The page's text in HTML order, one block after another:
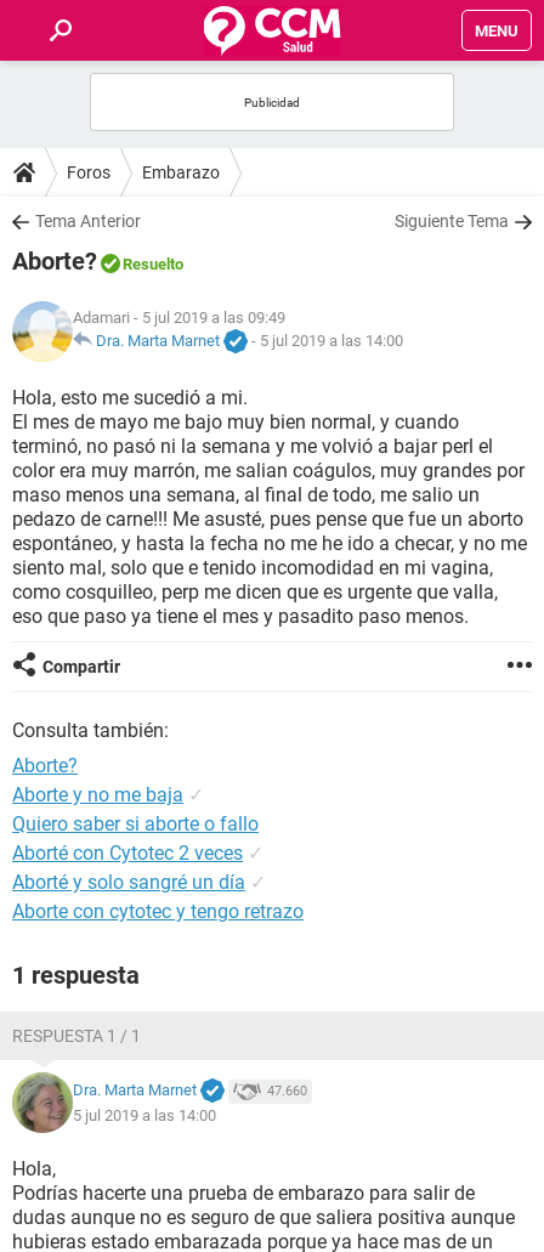
MENU
FOROS
SALUD
NUTRICIÓN
BIENESTAR
SEXUALIDAD
GLOSARIO
Foros Embarazo
Tema Anterior Siguiente Tema
Aborte? Resuelto
Adamari - 5 jul 2019 a las 09:49
Dra. Marta Marnet
- 5 jul 2019 a las 14:00
Hola, esto me sucedió a mi.
El mes de mayo me bajo muy bien normal, y cuando
terminó, no pasó ni la semana y me volvió a bajar perl el
color era muy marrón, me salian coágulos, muy grandes por
maso menos una semana, al final de todo, me salio un
pedazo de carne!!! Me asusté, pues pense que fue un aborto
espontáneo, y hasta la fecha no me he ido a checar, y no me
siento mal, solo que e tenido incomodidad en mi vagina,
como cosquilleo, perp me dicen que es urgente que valla,
eso que paso ya tiene el mes y pasadito paso menos.
Compartir
Consulta también:
Aborte?
Aborte y no me baja ✓
Quiero saber si aborte o fallo
Aborté con Cytotec 2 veces ✓
Aborté y solo sangré un día ✓
Aborte con cytotec y tengo retrazo
1 respuesta
RESPUESTA 1 / 1
Dra. Marta Marnet 47.660
5 jul 2019 a las 14:00
Hola,
Podrías hacerte una prueba de embarazo para salir de
dudas aunque no es seguro de que saliera positiva aunque
hubieras estado embarazada porque ya hace mas de un